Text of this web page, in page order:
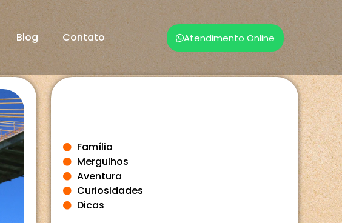
Blog Contato Atendimento Online
Família
Mergulhos
Aventura
Curiosidades
Dicas